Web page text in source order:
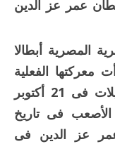
عمر عز الدين
المصرية أبطالا
معركتها الفعلية
عندما دمرت المدمرة الإسرائيلية إيلات فى 21 أكتوبر
فى تاريخ
عز الدين فى